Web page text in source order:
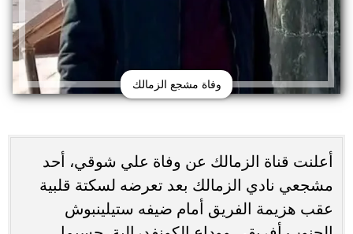
وفاة مشجع الزمالك
أعلنت قناة الزمالك عن وفاة علي شوقي، أحد
مشجعي نادي الزمالك بعد تعرضه لسكتة قلبية
عقب هزيمة الفريق أمام ضيفه ستيلينبوش